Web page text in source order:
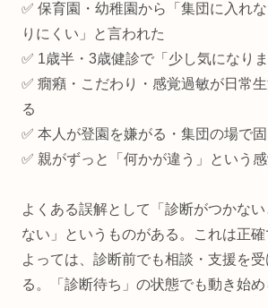
✅ 保育園・幼稚園から「集団に入れ
りにくい」と言われた
✅ 1歳半・3歳健診で「少し気になり
✅ 癇癪・こだわり・感覚過敏が日常
る
✅ 本人が登園を嫌がる・集団の場で
✅ 親がずっと「何かが違う」という
よくある誤解として「診断がつかな
ない」というものがある。これは正
よっては、診断前でも相談・支援を
る。「診断待ち」の状態でも動き始め